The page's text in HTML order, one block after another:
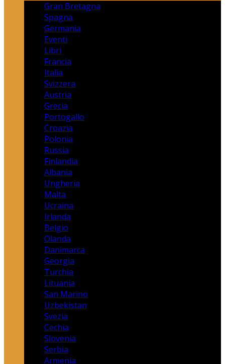
Gran Bretagna
Spagna
Germania
Eventi
Libri
Francia
Italia
Svizzera
Austria
Grecia
Portogallo
Croazia
Polonia
Russia
Finlandia
Albania
Ungheria
Malta
Ucraina
Irlanda
Belgio
Olanda
Danimarca
Georgia
Turchia
Lituania
San Marino
Uzbekistan
Svezia
Cechia
Slovenia
Serbia
Armenia